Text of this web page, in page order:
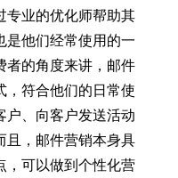
专业的优化师帮助其
是他们经常使用的一
者的角度来讲，邮件
，符合他们的日常使
户、向客户发送活动
且，邮件营销本身具
，可以做到个性化营